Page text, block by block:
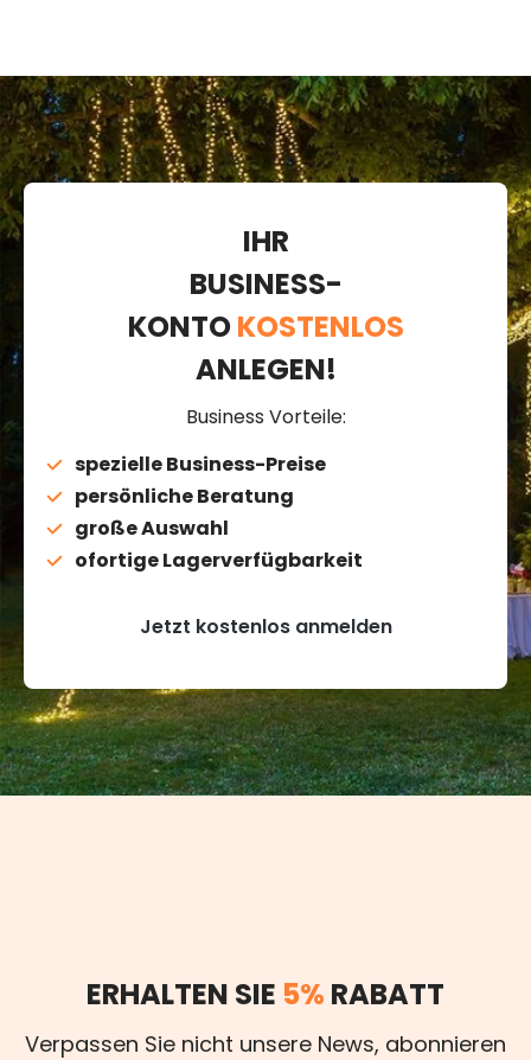
IHR
BUSINESS-
KONTOKOSTENLOS
ANLEGEN!
Business Vorteile:
spezielle Business-Preise
persönliche Beratung
große Auswahl
ofortige Lagerverfügbarkeit
Jetzt kostenlos anmelden
ERHALTEN SIE 5% RABATT
Verpassen Sie nicht unsere News, abonnieren